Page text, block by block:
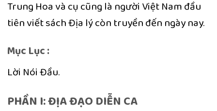
Trung Hoa và cụ cũng là người Việt Nam đầu
tiên viết sách Địa lý còn truyền đến ngày nay.
Mục Lục :
Lời Nói Đầu.
PHẦN I: ĐỊA ĐẠO DIỄN CA